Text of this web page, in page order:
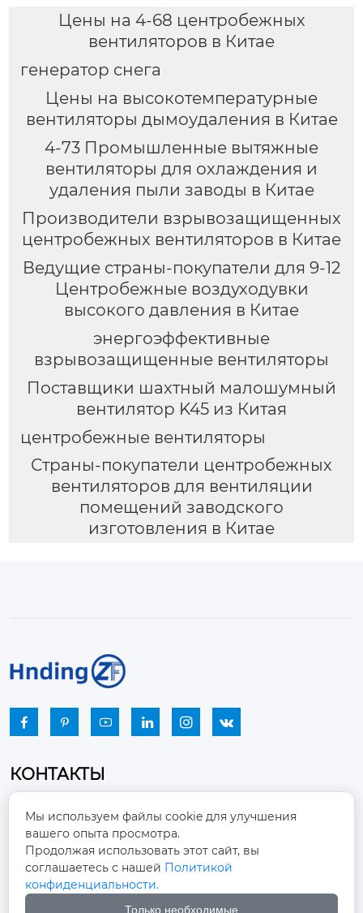
Цены на 4-68 центробежных
вентиляторов в Китае
генератор снега
Цены на высокотемпературные
вентиляторы дымоудаления в Китае
4-73 Промышленные вытяжные
вентиляторы для охлаждения и
удаления пыли заводы в Китае
Производители взрывозащищенных
центробежных вентиляторов в Китае
Ведущие страны-покупатели для 9-12
Центробежные воздуходувки
высокого давления в Китае
энергоэффективные
взрывозащищенные вентиляторы
Поставщики шахтный малошумный
вентилятор K45 из Китая
центробежные вентиляторы
Страны-покупатели центробежных
вентиляторов для вентиляции
помещений заводского
изготовления в Китае
     
КОНТАКТЫ

Промышленный парк, город Наньцзяо,
район Чжоуцунь, город Цзыбо, провинция
Шаньдун
winston-xu@hengdingfan.com
Мы используем файлы cookie для улучшения
вашего опыта просмотра.
Продолжая использовать этот сайт, вы
соглашаетесь с нашей Политикой
конфиденциальности.
Только необходимые